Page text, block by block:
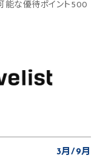
能な優待ポイント500
3月 9月